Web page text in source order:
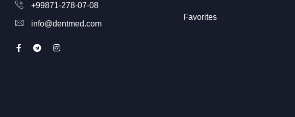
+99871-278-07-08
info@dentmed.com
Favorites